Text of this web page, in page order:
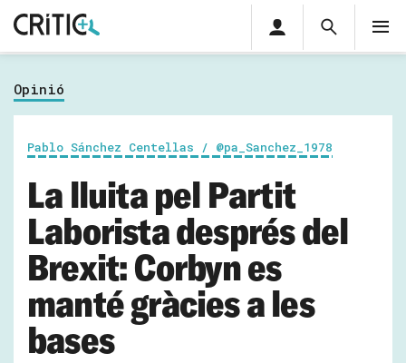
Cerca
Cerca
privada
Inicia sessió
Opinió
Pablo Sánchez Centellas / @pa_Sanchez_1978
La lluita pel Partit
Laborista després del
Brexit: Corbyn es
manté gràcies a les
bases